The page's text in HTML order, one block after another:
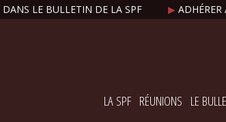
DANS LE BULLETIN DE LA SPF ▶ ADHÉRER
LA SPF RÉUNIONS LE